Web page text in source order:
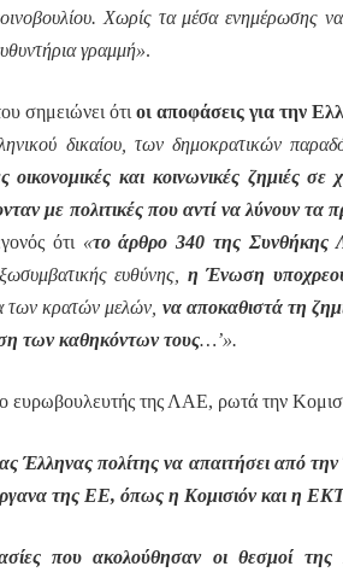
Χωρίς τα μέσα ενημέρωσης
γραμμή».
σημειώνει ότι οι αποφάσεις για την
δικαίου, των δημοκρατικών
και κοινωνικές ζημιές σε
με πολιτικές που αντί να λύνουν τα
ότι «το άρθρο 340 της Συνθήκης
ευθύνης, η Ένωση
των κρατών μελών, να αποκαθιστά τη
των καθηκόντων τους…’».
ευρωβουλευτής της ΛΑΕ, ρωτά την
Έλληνας πολίτης να απαιτήσει από
της ΕΕ, όπως η Κομισιόν και η
που ακολούθησαν οι θεσμοί